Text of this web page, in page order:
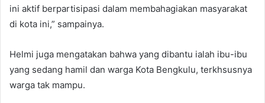
ini aktif berpartisipasi dalam membahagiakan masyarakat
di kota ini,” sampainya.
Helmi juga mengatakan bahwa yang dibantu ialah ibu-ibu
yang sedang hamil dan warga Kota Bengkulu, terkhsusnya
warga tak mampu.